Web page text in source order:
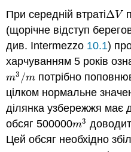
При середній втратіΔV
ΔV
(щорічне відступ
див. Intermezzo 10.1)
харчуванням 5 років
m3 /m
m3 /m потрібно
цілком нормальне
ділянка узбережжя має
обсяг 500000m3
m3
Цей обсяг необхідно